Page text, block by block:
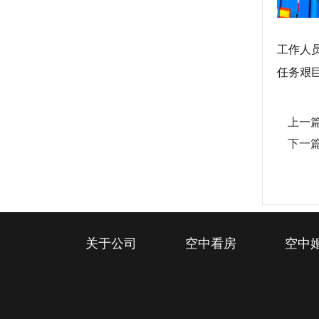
工作人
任务艰
上一
下一
关于公司 空中看房 空中